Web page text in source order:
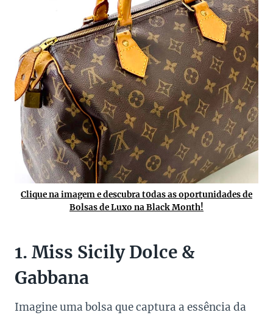
Clique na imagem e descubra t0das as oportunidades de
Bolsas de Luxo na Black Month!
1. Miss Sicily Dolce &
Gabbana
Imagine uma bolsa que captura a essência da